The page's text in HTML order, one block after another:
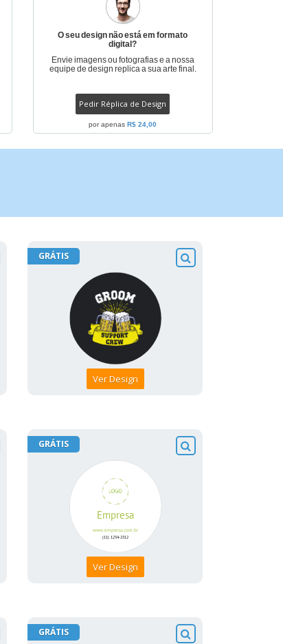
O seu design não está em formato
digital?
Envie imagens ou fotografias e a nossa
equipe de design replica a sua arte final.
Pedir Réplica de Design
por apenasR$ 24,00
GRÁTIS
Ver Design
GRÁTIS
Ver Design
GRÁTIS